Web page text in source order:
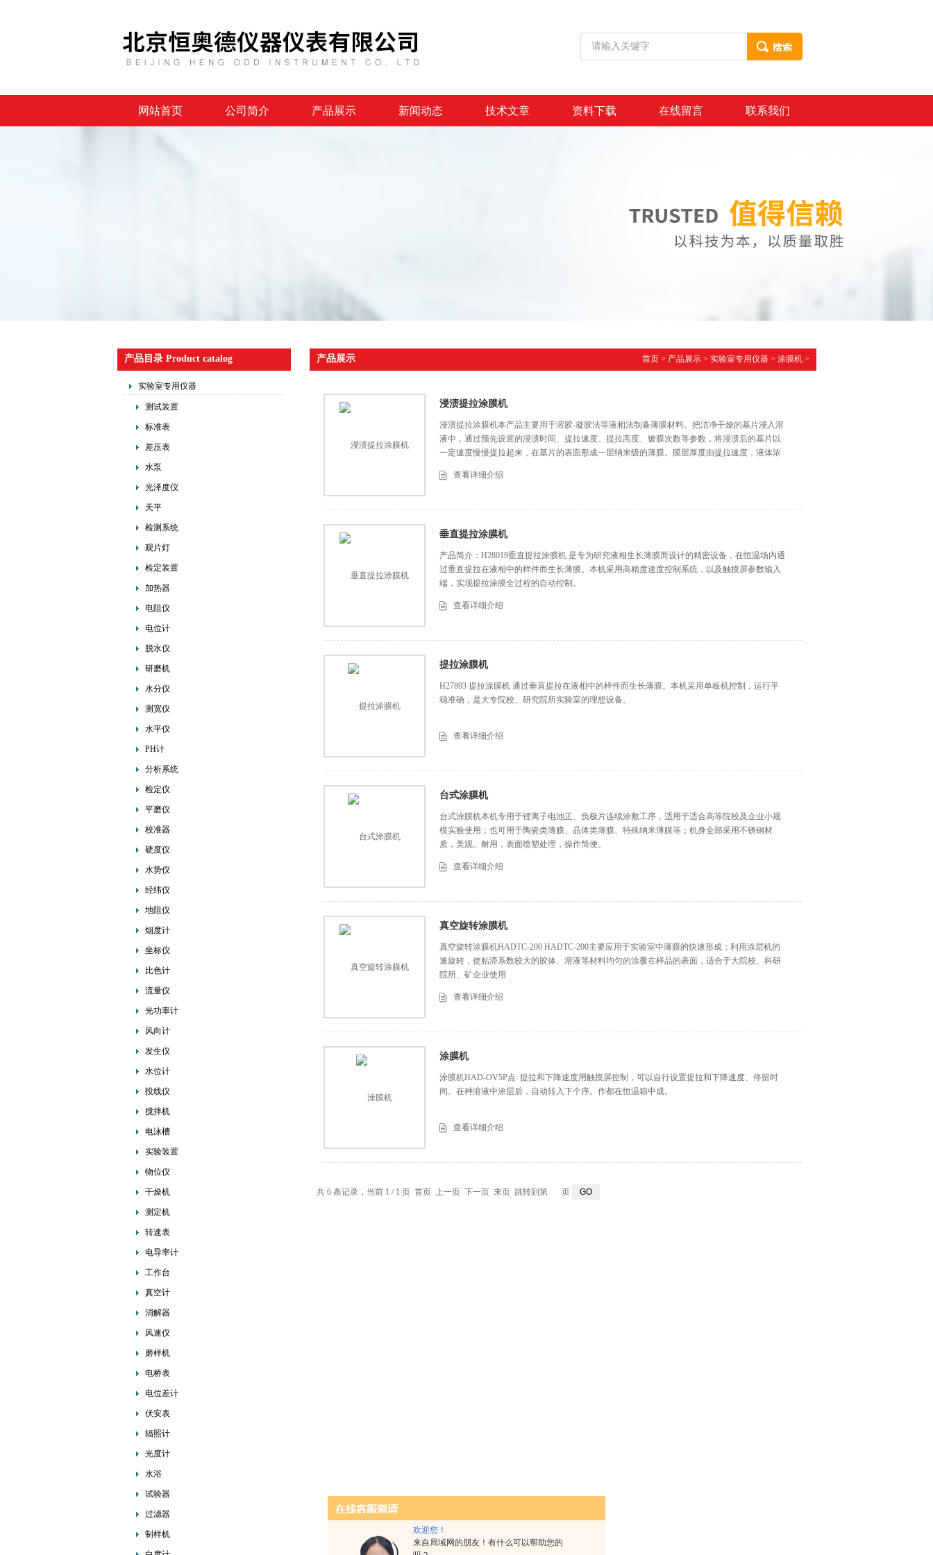
欢迎您！
来自局域网的朋友！有什么可以帮助您的
网站首页 公司简介 产品展示 新闻动态 技术文章 资料下载 在线留言 联系我们
产品目录 Product catalog
实验室专用仪器
测试装置
标准表
差压表
水泵
光泽度仪
天平
检测系统
观片灯
检定装置
加热器
电阻仪
电位计
脱水仪
研磨机
水分仪
测宽仪
水平仪
PH计
分析系统
检定仪
平磨仪
校准器
硬度仪
水势仪
经纬仪
地阻仪
烟度计
坐标仪
比色计
流量仪
光功率计
风向计
发生仪
水位计
投线仪
搅拌机
电泳槽
实验装置
物位仪
干燥机
测定机
转速表
电导率计
工作台
真空计
消解器
风速仪
磨样机
电桥表
电位差计
伏安表
辐照计
光度计
水浴
试验器
过滤器
制样机
产品展示 首页> 产品展示> 实验室专用仪器> 涂膜机>
浸渍提拉涂膜机
浸渍提拉涂膜机本产品主要用于溶胶-凝胶法等液相法制备薄膜材料。把洁净干燥的基片浸入溶
液中，通过预先设置的浸渍时间、提拉速度、提拉高度、镀膜次数等参数，将浸渍后的基片以
一定速度慢慢提拉起来，在基片的表面形成一层纳米级的薄膜。膜层厚度由提拉速度，液体浓
查看详细介绍
垂直提拉涂膜机
产品简介：H28019垂直提拉涂膜机 是专为研究液相生长薄膜而设计的精密设备，在恒温场内通
过垂直提拉在液相中的样件而生长薄膜。本机采用高精度速度控制系统，以及触摸屏参数输入
端，实现提拉涂膜全过程的自动控制。
查看详细介绍
提拉涂膜机
H27893 提拉涂膜机 通过垂直提拉在液相中的样件而生长薄膜。本机采用单板机控制，运行平
稳准确，是大专院校、研究院所实验室的理想设备。
查看详细介绍
台式涂膜机
台式涂膜机本机专用于锂离子电池正、负极片连续涂敷工序，适用于适合高等院校及企业小规
模实验使用；也可用于陶瓷类薄膜、晶体类薄膜、特殊纳米薄膜等；机身全部采用不锈钢材
质，美观、耐用，表面喷塑处理，操作简便。
查看详细介绍
真空旋转涂膜机
真空旋转涂膜机HADTC-200 HADTC-200主要应用于实验室中薄膜的快速形成；利用涂层机的
速旋转，使粘滞系数较大的胶体、溶液等材料均匀的涂覆在样品的表面，适合于大院校、科研
院所、矿企业使用
查看详细介绍
涂膜机
涂膜机HAD-OV5P点: 提拉和下降速度用触摸屏控制，可以自行设置提拉和下降速度、停留时
间。在种溶液中涂层后，自动转入下个序。作都在恒温箱中成。
查看详细介绍
共 6 条记录，当前 1 / 1 页 首页 上一页 下一页 末页 跳转到第 页